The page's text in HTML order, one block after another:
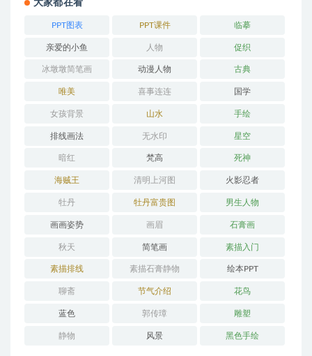
大家都在看
PPT图表 PPT课件 临摹
亲爱的小鱼 人物 促织
冰墩墩简笔画 动漫人物 古典
唯美 喜事连连 国学
女孩背景 山水 手绘
排线画法 无水印 星空
暗红 梵高 死神
海贼王 清明上河图 火影忍者
牡丹 牡丹富贵图 男生人物
画画姿势 画眉 石膏画
秋天 简笔画 素描入门
素描排线 素描石膏静物 绘本PPT
聊斋 节气介绍 花鸟
蓝色 郭传璋 雕塑
静物 风景 黑色手绘